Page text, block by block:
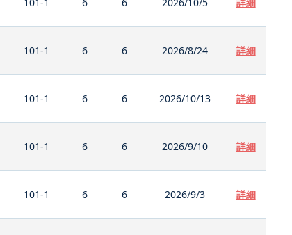
101-1 6 6 2026/8/24 詳細
101-1 6 6 2026/10/13 詳細
101-1 6 6 2026/9/10 詳細
101-1 6 6 2026/9/3 詳細